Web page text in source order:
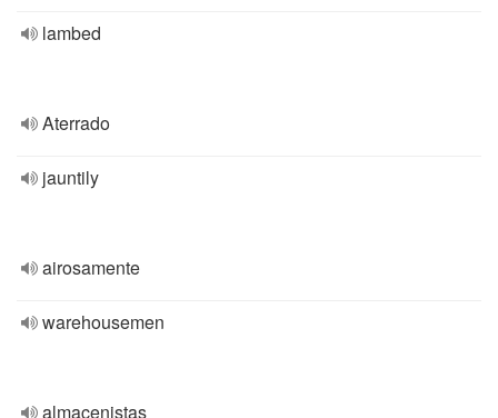
lambed
Aterrado
jauntily
airosamente
warehousemen
almacenistas